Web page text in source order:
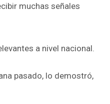
muchas señales
a nivel nacional.
pasado, lo demostró,